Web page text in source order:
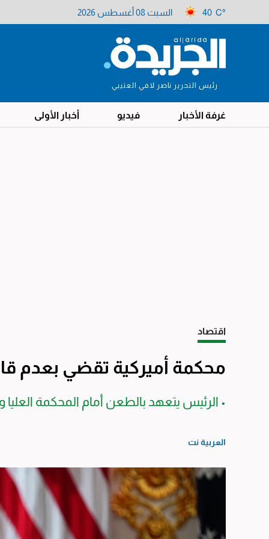
40 C° السبت 08 أغسطس 2026
رئيس التحرير ناصر لافي العتيبي
غرفة الأخبار فيديو أخبار الأولى
اقتصاد
محكمة أميركية تقضي بعدم
• الرئيس يتعهد بالطعن أمام المحكمة العليا
العربية نت